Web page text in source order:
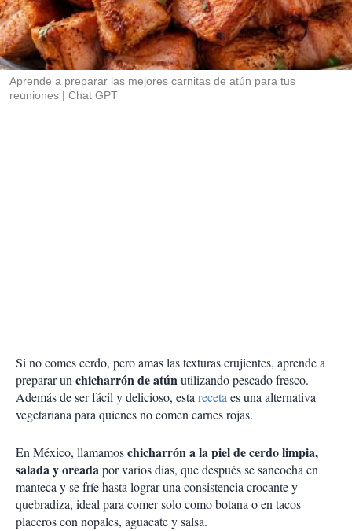
r
t
i
r
Aprende a preparar las mejores carnitas de atún para tus
reuniones
Chat GPT
Si no comes cerdo, pero amas las texturas crujientes, aprende a
preparar unchicharrón de atúnutilizando pescado fresco.
Además de ser fácil y delicioso, estarecetaes una alternativa
vegetariana para quienes no comen carnes rojas.
En México, llamamoschicharrón a la piel de cerdo limpia,
salada y oreadapor varios días, que después se sancocha en
manteca y se fríe hasta lograr una consistencia crocante y
quebradiza, ideal para comer solo como botana o en tacos
placeros con nopales, aguacate y salsa.